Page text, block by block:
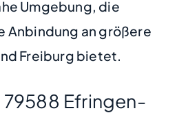
Umgebung, die
Anbindung an größere
Freiburg bietet.
79588 Efringen-